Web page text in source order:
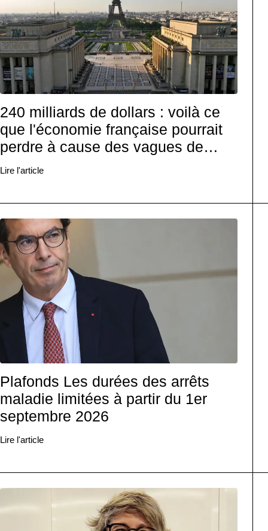
240 milliards de dollars : voilà ce
que l'économie française pourrait
perdre à cause des vagues de
chaleur
Lire l'article
Plafonds Les durées des arrêts
maladie limitées à partir du 1er
septembre 2026
Lire l'article